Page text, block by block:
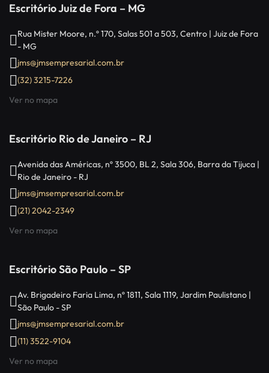
Escritório Juiz de Fora – MG
Rua Mister Moore, n.º 170, Salas 501 a 503, Centro | Juiz de Fora
- MG
jms@jmsempresarial.com.br
(32) 3215-7226
Ver no mapa
Escritório Rio de Janeiro – RJ
Avenida das Américas, nº 3500, BL 2, Sala 306, Barra da Tijuca |
Rio de Janeiro - RJ
jms@jmsempresarial.com.br
(21) 2042-2349
Ver no mapa
Escritório São Paulo – SP
Av. Brigadeiro Faria Lima, nº 1811, Sala 1119, Jardim Paulistano |
São Paulo - SP
jms@jmsempresarial.com.br
(11) 3522-9104
Ver no mapa